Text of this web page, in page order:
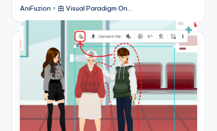
y
U
p
d
e
s
AniFuzion，由 Visual Paradigm On…